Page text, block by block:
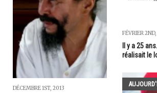
DÉCEMBRE 1ST, 2013
FÉVRIER
Il y a 25
réalisait le